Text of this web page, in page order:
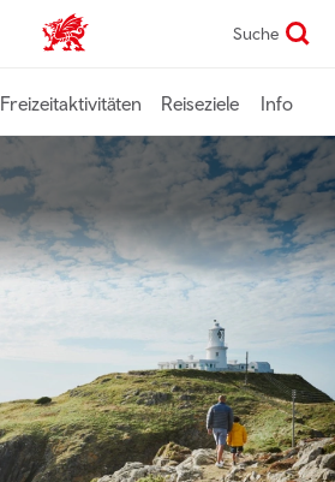
VisitWales home Suche
Freizeitaktivitäten Reiseziele Info